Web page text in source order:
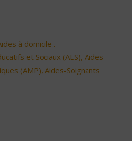
à domicile ,
et Sociaux (AES), Aides
(AMP), Aides-Soignants